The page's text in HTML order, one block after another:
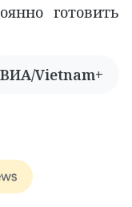
готовить
ВИА/Vietnam+